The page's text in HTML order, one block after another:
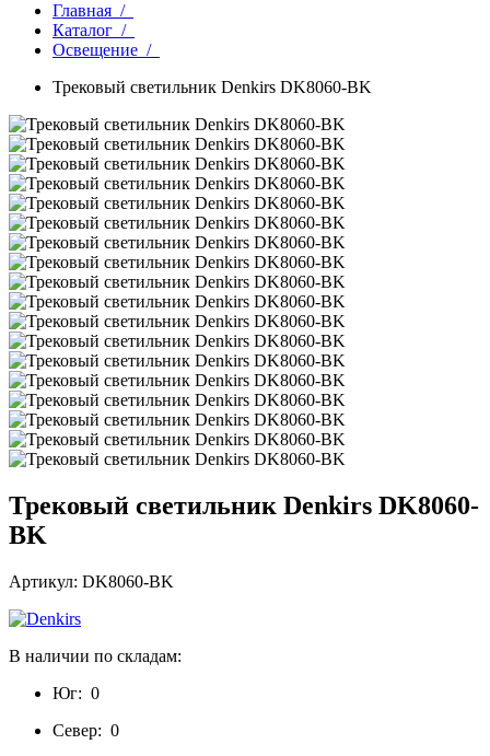
Главная /
Каталог /
Освещение /
Трековый светильник Denkirs DK8060-BK
Трековый светильник Denkirs DK8060-
BK
Артикул: DK8060-BK
В наличии по складам:
Юг: 0
Север: 0